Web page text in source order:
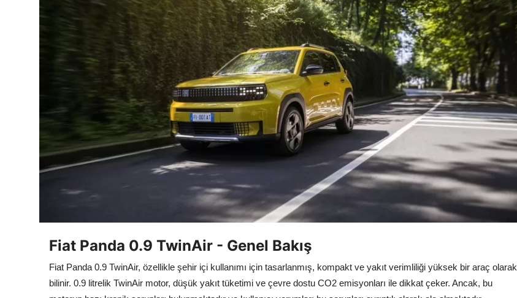
Sürüş & Güvenlik
Yağlar & Sıvılar
Klima & Konfor
Fiat Panda 0.9 TwinAir - Genel Bakış
Fiat Panda 0.9 TwinAir, özellikle şehir içi kullanımı için tasarlanmış, kompakt ve yakıt verimliliği yüksek bir araç olarak
bilinir. 0.9 litrelik TwinAir motor, düşük yakıt tüketimi ve çevre dostu CO2 emisyonları ile dikkat çeker. Ancak, bu